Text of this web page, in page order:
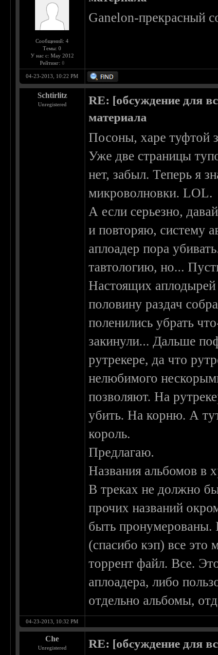
Сообщений: 4
Темы: 0
У нас с: May 2012
Рейтинг: 0
Ganelon-прекрасный
04-23-2013, 10:22 PM
Schtirlitz
Unregistered
RE: [обсуждение для
материала
Посоны, харе туфтой
Уже две страницы
нет, забыл. Теперь я
микроволновки. LOL.
А если серьезно,
и повторяю, систему
аплоадер пора
тавтологию, но...
Настоящих
половину раздач
поленились убрать
закинули... Дальше
рутрекере, да что
нелюбимого
позволяют. На
убить. На корню. А
король.
Предлагаю.
Названия альбомов в
В треках не должно
прочих названий
быть пронумерованы.
(спасибо кэп) все это
торрент файл. Все.
аплоадера, либо
отдельно альбомы,
04-23-2013, 10:32 PM
Che
Unregistered
RE: [обсуждение для